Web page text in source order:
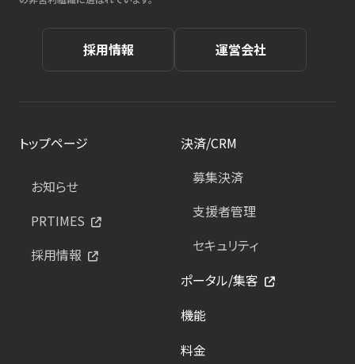
採用情報 運営会社
トップページ
お知らせ
PRTIMES
採用情報
決済/CRM
募集決済
支援者管理
セキュリティ
ポータル/集客
機能
料金